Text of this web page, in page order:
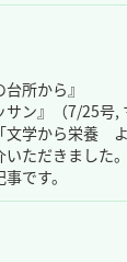
台所から』
サン』（7/25号,
文学から栄養
ただきました
です。